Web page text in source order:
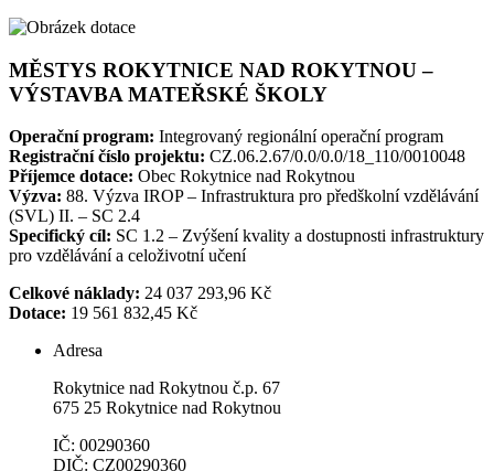
MĚSTYS ROKYTNICE NAD ROKYTNOU –
VÝSTAVBA MATEŘSKÉ ŠKOLY
Operační program: Integrovaný regionální operační program
Registrační číslo projektu: CZ.06.2.67/0.0/0.0/18_110/0010048
Příjemce dotace: Obec Rokytnice nad Rokytnou
Výzva: 88. Výzva IROP – Infrastruktura pro předškolní vzdělávání
(SVL) II. – SC 2.4
Specifický cíl: SC 1.2 – Zvýšení kvality a dostupnosti infrastruktury
pro vzdělávání a celoživotní učení
Celkové náklady: 24 037 293,96 Kč
Dotace: 19 561 832,45 Kč
Adresa
Rokytnice nad Rokytnou č.p. 67
675 25 Rokytnice nad Rokytnou
IČ: 00290360
DIČ: CZ00290360